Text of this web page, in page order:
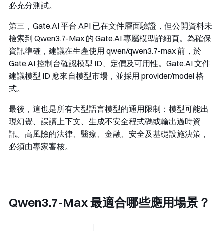
必充分測試。
第三，Gate.AI 平台 API 已在文件層面驗證，但公開資料未
檢索到 Qwen3.7-Max 的 Gate.AI 專屬模型詳細頁。為確保
資訊準確，建議在生產使用 qwen/qwen3.7-max前，於
Gate.AI 控制台確認模型 ID、定價及可用性。Gate.AI 文件
建議模型 ID 應來自模型市場，並採用 provider/model格
式。
最後，這也是所有大型語言模型的通用限制：模型可能出
現幻覺、誤讀上下文、生成不安全程式碼或輸出過時資
訊。高風險的法律、醫療、金融、安全及基礎設施決策，
必須由專家審核。
Qwen3.7-Max 最適合哪些應用場景？